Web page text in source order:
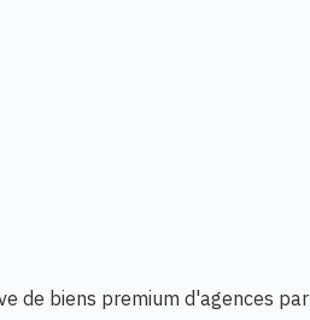
de biens premium d'agences